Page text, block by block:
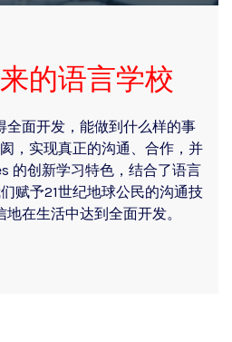
的语言学校
全面开发，能做到什么样的事
，实现真正的沟通、合作，并
的创新学习特色，结合了语言
赋予21世纪地球公民的沟通技
在生活中达到全面开发。